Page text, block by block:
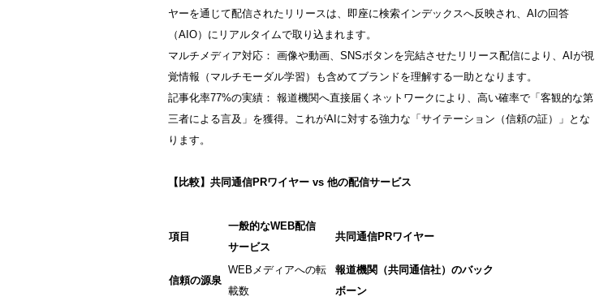
ヤーを通じて配信されたリリースは、即座に検索インデックスへ反映され、AIの回答
（AIO）にリアルタイムで取り込まれます。
マルチメディア対応： 画像や動画、SNSボタンを完結させたリリース配信により、AIが視
覚情報（マルチモーダル学習）も含めてブランドを理解する一助となります。
記事化率77%の実績： 報道機関へ直接届くネットワークにより、高い確率で「客観的な第
三者による言及」を獲得。これがAIに対する強力な「サイテーション（信頼の証）」とな
ります。
【比較】共同通信PRワイヤー vs 他の配信サービス
項目
一般的なWEB配信
サービス
共同通信PRワイヤー
信頼の源泉
WEBメディアへの転
載数
報道機関（共同通信社）のバック
ボーン